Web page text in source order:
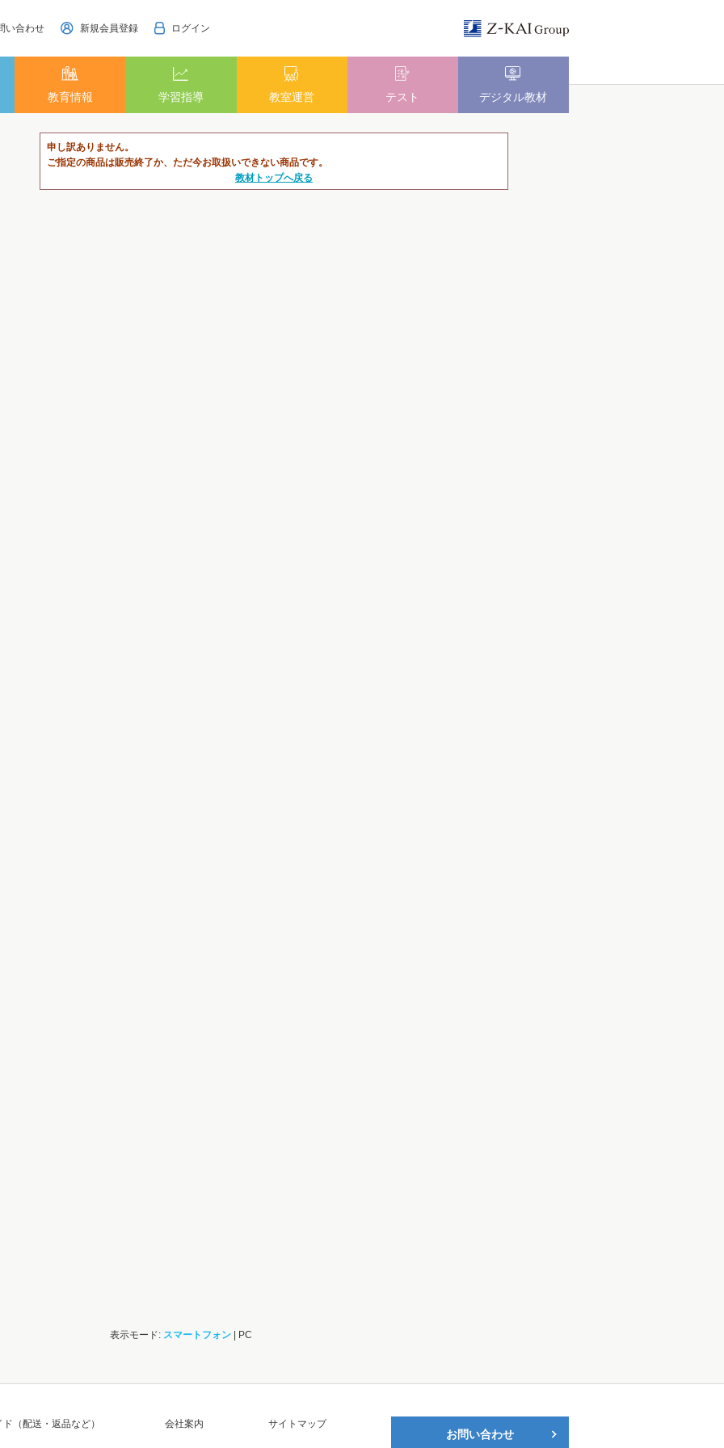
い合わせ 新規会員登録 ログイン
教育情報 学習指導 教室運営 テスト デジタル教材
申し訳ありません。
ご指定の商品は販売終了か、ただ今お取扱いできない商品です。
教材トップへ戻る
表示モード: スマートフォン | PC
（配送・返品など） 会社案内 サイトマップ
お問い合わせ